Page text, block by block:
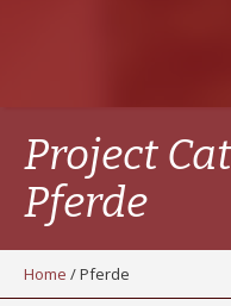
Project
Pferde
Home /Pferde